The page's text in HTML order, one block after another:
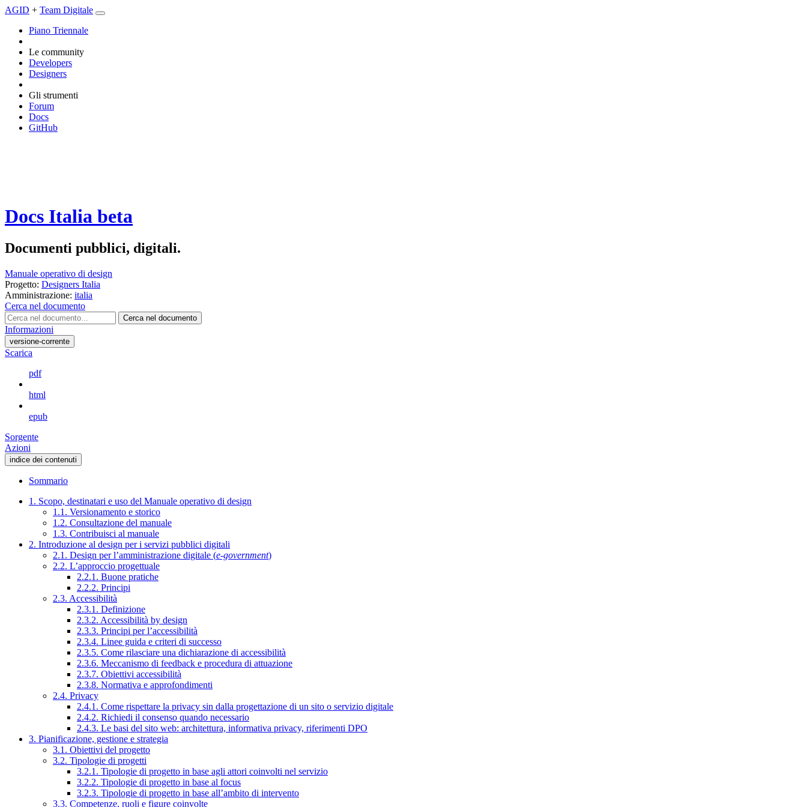
AGID + Team Digitale
Piano Triennale
Le community
Developers
Designers
Gli strumenti
Forum
Docs
GitHub
Docs Italia beta
Documenti pubblici, digitali.
Manuale operativo di design
Progetto: Designers Italia
Amministrazione: italia
Cerca nel documento
Cerca nel documento
Informazioni
versione-corrente
Scarica
pdf
html
epub
Sorgente
Azioni
indice dei contenuti
Sommario
1. Scopo, destinatari e uso del Manuale operativo di design
1.1. Versionamento e storico
1.2. Consultazione del manuale
1.3. Contribuisci al manuale
2. Introduzione al design per i servizi pubblici digitali
2.1. Design per l’amministrazione digitale (e-government)
2.2. L’approccio progettuale
2.2.1. Buone pratiche
2.2.2. Principi
2.3. Accessibilità
2.3.1. Definizione
2.3.2. Accessibilità by design
2.3.3. Principi per l’accessibilità
2.3.4. Linee guida e criteri di successo
2.3.5. Come rilasciare una dichiarazione di accessibilità
2.3.6. Meccanismo di feedback e procedura di attuazione
2.3.7. Obiettivi accessibilità
2.3.8. Normativa e approfondimenti
2.4. Privacy
2.4.1. Come rispettare la privacy sin dalla progettazione di un sito o servizio digitale
2.4.2. Richiedi il consenso quando necessario
2.4.3. Le basi del sito web: architettura, informativa privacy, riferimenti DPO
3. Pianificazione, gestione e strategia
3.1. Obiettivi del progetto
3.2. Tipologie di progetti
3.2.1. Tipologie di progetto in base agli attori coinvolti nel servizio
3.2.2. Tipologie di progetto in base al focus
3.2.3. Tipologie di progetto in base all’ambito di intervento
3.3. Competenze, ruoli e figure coinvolte